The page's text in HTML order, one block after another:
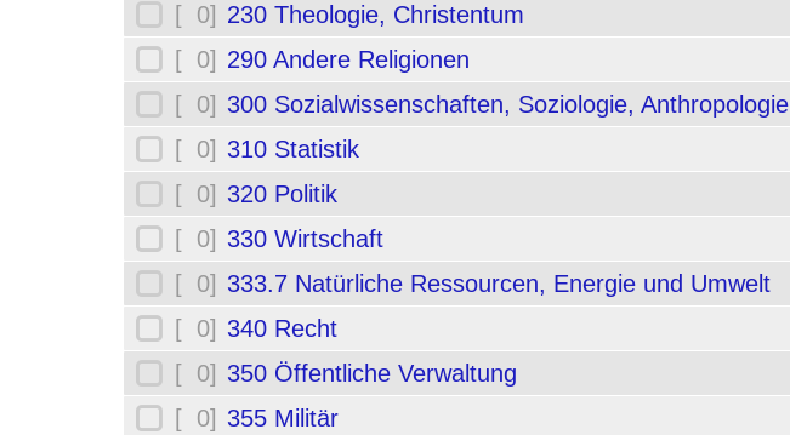
[ 0] 230 Theologie, Christentum
[ 0] 290 Andere Religionen
[ 0] 300 Sozialwissenschaften, Soziologie, Anthropologie
[ 0] 310 Statistik
[ 0] 320 Politik
[ 0] 330 Wirtschaft
[ 0] 333.7 Natürliche Ressourcen, Energie und Umwelt
[ 0] 340 Recht
[ 0] 350 Öffentliche Verwaltung
[ 0] 355 Militär